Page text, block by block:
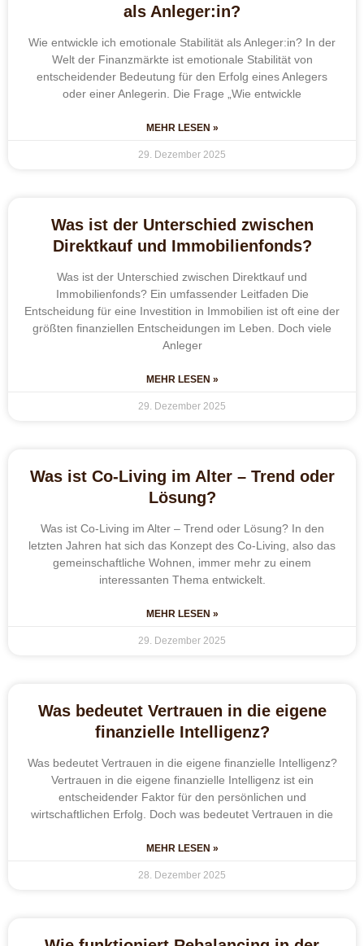
als Anleger:in?
Wie entwickle ich emotionale Stabilität als Anleger:in? In der
Welt der Finanzmärkte ist emotionale Stabilität von
entscheidender Bedeutung für den Erfolg eines Anlegers
oder einer Anlegerin. Die Frage „Wie entwickle
MEHR LESEN »
29. Dezember 2025
Was ist der Unterschied zwischen
Direktkauf und Immobilienfonds?
Was ist der Unterschied zwischen Direktkauf und
Immobilienfonds? Ein umfassender Leitfaden Die
Entscheidung für eine Investition in Immobilien ist oft eine der
größten finanziellen Entscheidungen im Leben. Doch viele
Anleger
MEHR LESEN »
29. Dezember 2025
Was ist Co-Living im Alter – Trend oder
Lösung?
Was ist Co-Living im Alter – Trend oder Lösung? In den
letzten Jahren hat sich das Konzept des Co-Living, also das
gemeinschaftliche Wohnen, immer mehr zu einem
interessanten Thema entwickelt.
MEHR LESEN »
29. Dezember 2025
Was bedeutet Vertrauen in die eigene
finanzielle Intelligenz?
Was bedeutet Vertrauen in die eigene finanzielle Intelligenz?
Vertrauen in die eigene finanzielle Intelligenz ist ein
entscheidender Faktor für den persönlichen und
wirtschaftlichen Erfolg. Doch was bedeutet Vertrauen in die
MEHR LESEN »
28. Dezember 2025